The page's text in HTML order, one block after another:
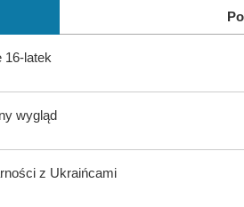
16-latek
wygląd
z Ukraińcami